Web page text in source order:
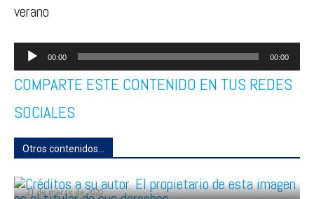
verano
Reproductor
de
audio
00:00 00:00
COMPARTE ESTE CONTENIDO EN TUS REDES
SOCIALES
Otros contenidos...
21 de marzo de 2020